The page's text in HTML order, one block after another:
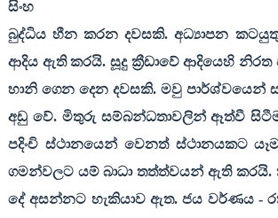
සිංහ
බුද්ධිය හීන කරන දවසකි. අධ්‍යාපන
ආදිය ඇති කරයි. සූදු ක්‍රීඩාවේ ආදියෙහි
හානි ගෙන දෙන දවසකි. මවු පාර්ශ්වයෙන්
අඩු වේ. මිතුරු සම්බන්ධතාවලින් ඈත්වී සිටීම
පදිංචි ස්ථානයෙන් වෙනත් ස්ථානයකට
ගමන්වලට යම් බාධා තත්ත්වයන් ඇති කරයි.
දේ අසන්නට හැකියාව ඇත. ජය වර්ණය -